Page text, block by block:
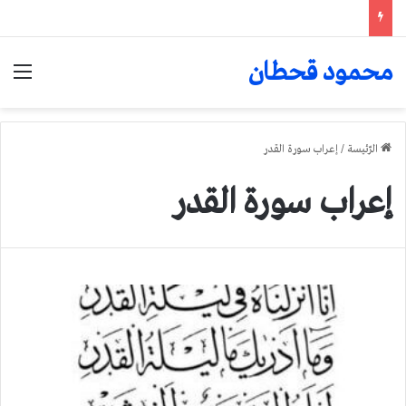
محمود قحطان
الرّئيسة /إعراب سورة القدر
إعراب سورة القدر